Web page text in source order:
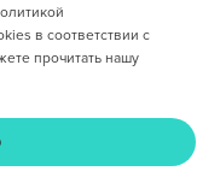
Оплата Кабинет
размещены с их
учреждение
клинический
им. И.В. Ушакова"
в соответствии с
прочитать нашу